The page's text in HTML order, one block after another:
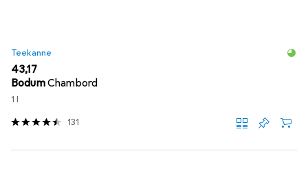
Teekanne
EUR
43,17
BodumChambord
1 l
131